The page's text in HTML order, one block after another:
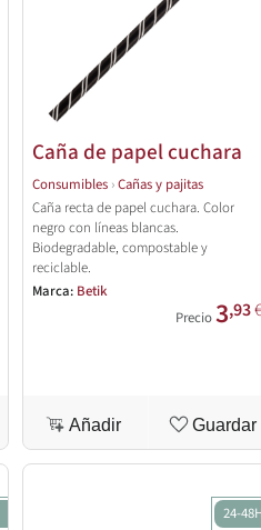
Caña de papel cuchara
Consumibles ›Cañas y pajitas
Caña recta de papel cuchara. Color
negro con líneas blancas.
Biodegradable, compostable y
reciclable.
Marca: Betik
Precio3,93
Añadir Guardar
24-48H